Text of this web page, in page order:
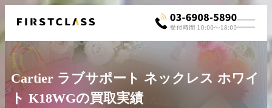
Cartier ラブサポート ネックレス ホワイ
ト K18WGの買取実績